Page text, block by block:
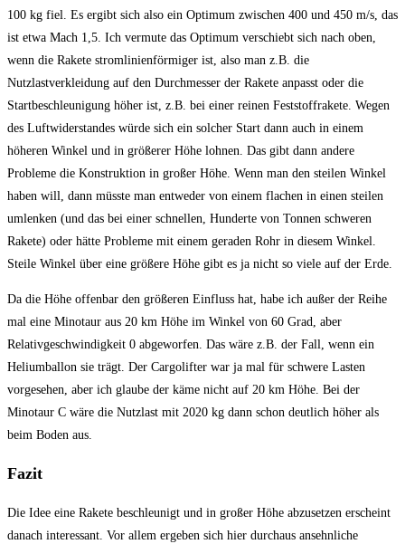
100 kg fiel. Es ergibt sich also ein Optimum zwischen 400 und 450 m/s, das
ist etwa Mach 1,5. Ich vermute das Optimum verschiebt sich nach oben,
wenn die Rakete stromlinienförmiger ist, also man z.B. die
Nutzlastverkleidung auf den Durchmesser der Rakete anpasst oder die
Startbeschleunigung höher ist, z.B. bei einer reinen Feststoffrakete. Wegen
des Luftwiderstandes würde sich ein solcher Start dann auch in einem
höheren Winkel und in größerer Höhe lohnen. Das gibt dann andere
Probleme die Konstruktion in großer Höhe. Wenn man den steilen Winkel
haben will, dann müsste man entweder von einem flachen in einen steilen
umlenken (und das bei einer schnellen, Hunderte von Tonnen schweren
Rakete) oder hätte Probleme mit einem geraden Rohr in diesem Winkel.
Steile Winkel über eine größere Höhe gibt es ja nicht so viele auf der Erde.
Da die Höhe offenbar den größeren Einfluss hat, habe ich außer der Reihe
mal eine Minotaur aus 20 km Höhe im Winkel von 60 Grad, aber
Relativgeschwindigkeit 0 abgeworfen. Das wäre z.B. der Fall, wenn ein
Heliumballon sie trägt. Der Cargolifter war ja mal für schwere Lasten
vorgesehen, aber ich glaube der käme nicht auf 20 km Höhe. Bei der
Minotaur C wäre die Nutzlast mit 2020 kg dann schon deutlich höher als
beim Boden aus.
Fazit
Die Idee eine Rakete beschleunigt und in großer Höhe abzusetzen erscheint
danach interessant. Vor allem ergeben sich hier durchaus ansehnliche